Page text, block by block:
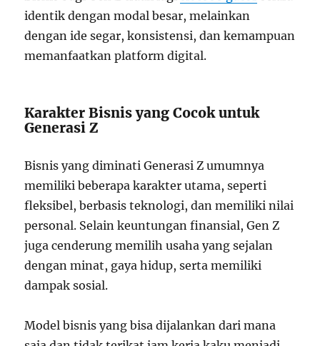
identik dengan modal besar, melainkan
dengan ide segar, konsistensi, dan kemampuan
memanfaatkan platform digital.
Karakter Bisnis yang Cocok untuk
Generasi Z
Bisnis yang diminati Generasi Z umumnya
memiliki beberapa karakter utama, seperti
fleksibel, berbasis teknologi, dan memiliki nilai
personal. Selain keuntungan finansial, Gen Z
juga cenderung memilih usaha yang sejalan
dengan minat, gaya hidup, serta memiliki
dampak sosial.
Model bisnis yang bisa dijalankan dari mana